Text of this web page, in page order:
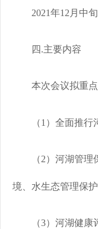
2021年12月中旬
四.主要内容
本次会议拟重点
（1）全面推行河
（2）河湖管理保
境、水生态管理保护
（3）河湖健康